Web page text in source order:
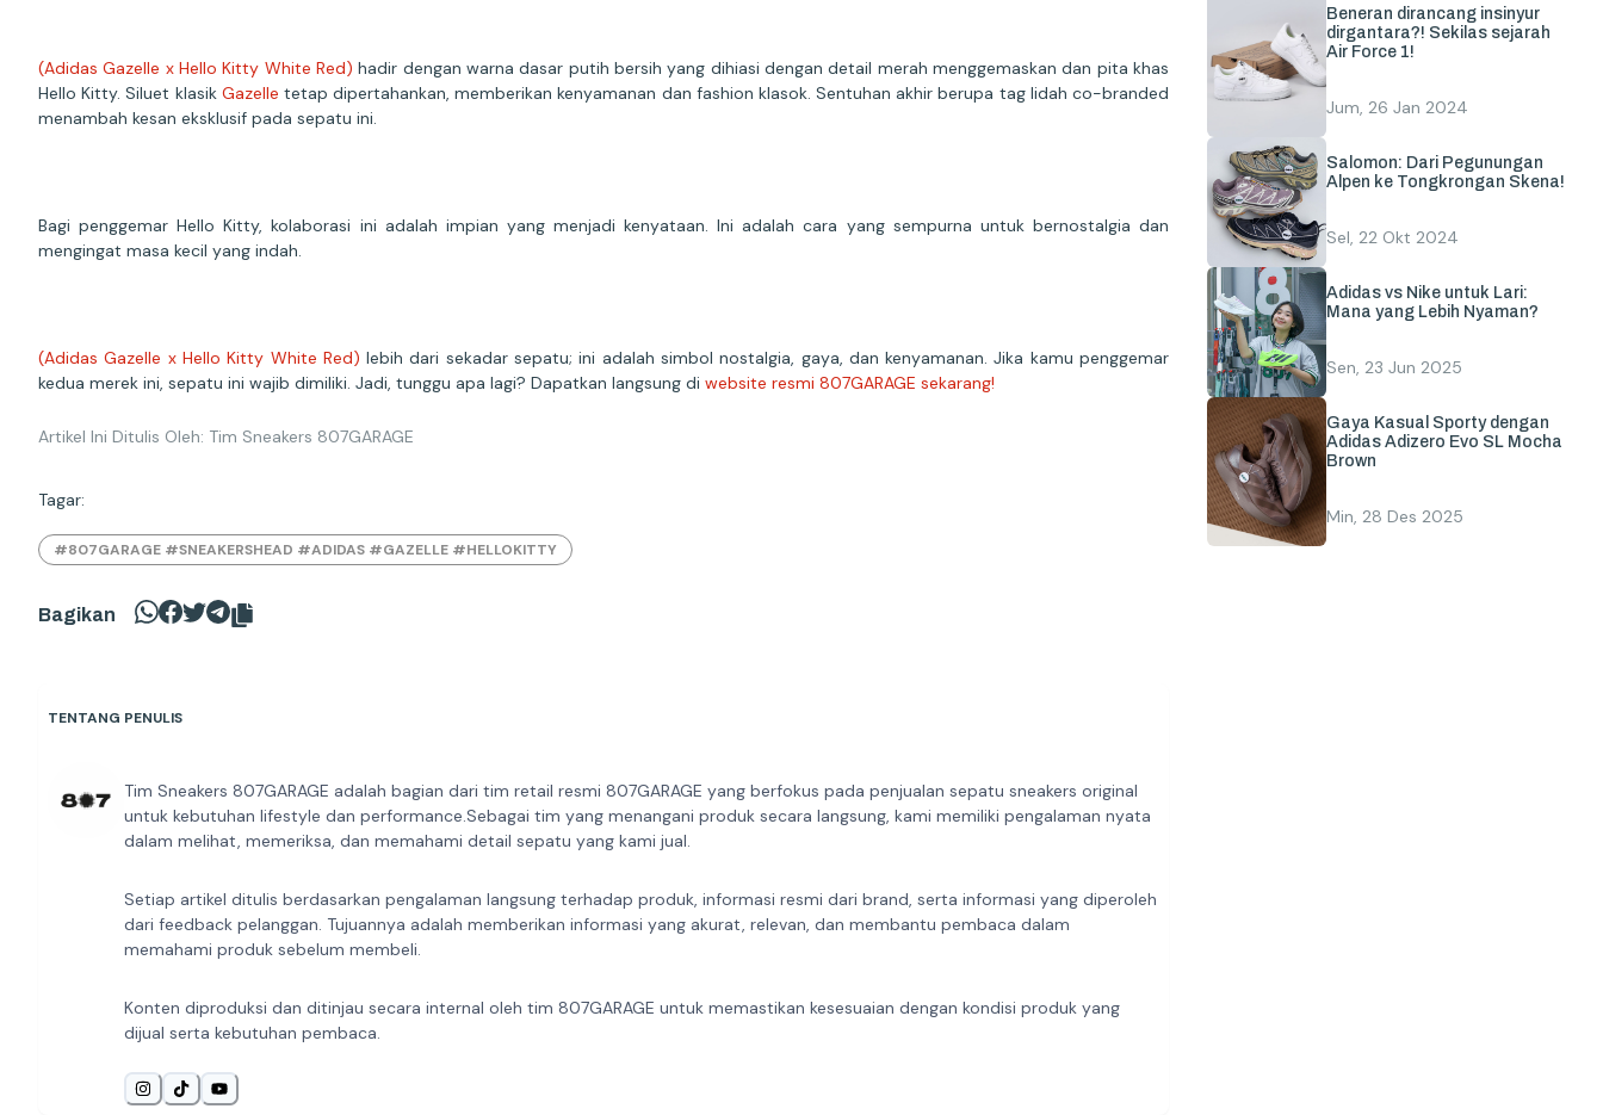
(Adidas Gazelle x Hello Kitty White Red) hadir dengan warna dasar putih bersih yang dihiasi dengan detail merah menggemaskan dan pita khas
Hello Kitty. Siluet klasik Gazelle tetap dipertahankan, memberikan kenyamanan dan fashion klasok. Sentuhan akhir berupa tag lidah co-branded
menambah kesan eksklusif pada sepatu ini.
Bagi penggemar Hello Kitty, kolaborasi ini adalah impian yang menjadi kenyataan. Ini adalah cara yang sempurna untuk bernostalgia dan
mengingat masa kecil yang indah.
(Adidas Gazelle x Hello Kitty White Red) lebih dari sekadar sepatu; ini adalah simbol nostalgia, gaya, dan kenyamanan. Jika kamu penggemar
kedua merek ini, sepatu ini wajib dimiliki. Jadi, tunggu apa lagi? Dapatkan langsung di website resmi 807GARAGE sekarang!
Artikel Ini Ditulis Oleh: Tim Sneakers 807GARAGE
Tagar:
#807GARAGE #SNEAKERSHEAD #ADIDAS #GAZELLE #HELLOKITTY
Bagikan
TENTANG PENULIS
Tim Sneakers 807GARAGE adalah bagian dari tim retail resmi 807GARAGE yang berfokus pada penjualan sepatu sneakers original
untuk kebutuhan lifestyle dan performance.Sebagai tim yang menangani produk secara langsung, kami memiliki pengalaman nyata
dalam melihat, memeriksa, dan memahami detail sepatu yang kami jual.
Setiap artikel ditulis berdasarkan pengalaman langsung terhadap produk, informasi resmi dari brand, serta informasi yang diperoleh
dari feedback pelanggan. Tujuannya adalah memberikan informasi yang akurat, relevan, dan membantu pembaca dalam
memahami produk sebelum membeli.
Konten diproduksi dan ditinjau secara internal oleh tim 807GARAGE untuk memastikan kesesuaian dengan kondisi produk yang
dijual serta kebutuhan pembaca.
Beneran dirancang insinyur
dirgantara?! Sekilas sejarah
Air Force 1!
Jum, 26 Jan 2024
Salomon: Dari Pegunungan
Alpen ke Tongkrongan Skena!
Sel, 22 Okt 2024
Adidas vs Nike untuk Lari:
Mana yang Lebih Nyaman?
Sen, 23 Jun 2025
Gaya Kasual Sporty dengan
Adidas Adizero Evo SL Mocha
Brown
Min, 28 Des 2025